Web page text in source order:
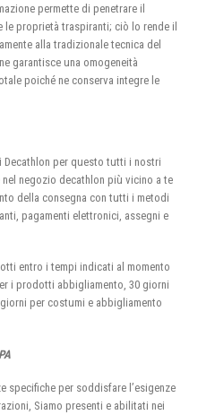
permette di penetrare il
proprietà traspiranti; ciò lo rende il
alla tradizionale tecnica del
garantisce una omogeneità
poiché ne conserva integre le
per questo tutti i nostri
negozio decathlon più vicino a te
della consegna con tutti i metodi
pagamenti elettronici, assegni e
entro i tempi indicati al momento
i prodotti abbigliamento, 30 giorni
per costumi e abbigliamento
specifiche per soddisfare l’esigenze
Siamo presenti e abilitati nei